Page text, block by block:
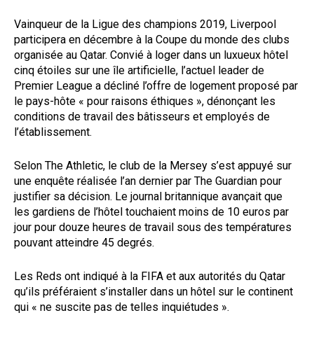
Vainqueur de la Ligue des champions 2019, Liverpool
participera en décembre à la Coupe du monde des clubs
organisée au Qatar. Convié à loger dans un luxueux hôtel
cinq étoiles sur une île artificielle, l’actuel leader de
Premier League a décliné l’offre de logement proposé par
le pays-hôte « pour raisons éthiques », dénonçant les
conditions de travail des bâtisseurs et employés de
l’établissement.
Selon The Athletic, le club de la Mersey s’est appuyé sur
une enquête réalisée l’an dernier par The Guardian pour
justifier sa décision. Le journal britannique avançait que
les gardiens de l’hôtel touchaient moins de 10 euros par
jour pour douze heures de travail sous des températures
pouvant atteindre 45 degrés.
Les Reds ont indiqué à la FIFA et aux autorités du Qatar
qu’ils préféraient s’installer dans un hôtel sur le continent
qui « ne suscite pas de telles inquiétudes ».